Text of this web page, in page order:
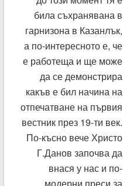
била съхранявана в
гарнизона в Казанлък,
а по-интересното е, че
е работеща и ще може
да се демонстрира
какъв е бил начина на
отпечатване на първия
вестник през 19-ти век.
По-късно вече Христо
Г.Данов започва да
внася у нас и по-
модерни преси за